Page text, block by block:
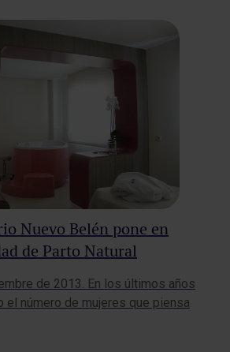
Nuevo Belén pone en
de Parto Natural
de 2013. En los últimos años
el número de mujeres que piensa